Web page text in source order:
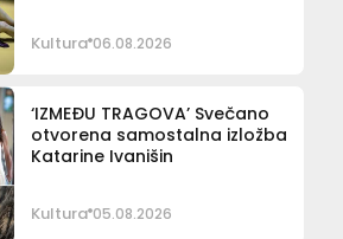
Kultura 06.08.2026
‘IZMEĐU TRAGOVA’ Svečano
otvorena samostalna izložba
Katarine Ivanišin
Kultura 05.08.2026